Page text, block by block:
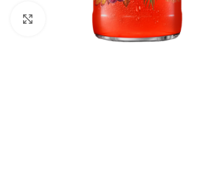
Click to enlarge